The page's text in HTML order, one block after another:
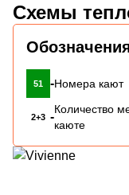
Схемы
51 -Номера кают
2+3 -
Количество
каюте